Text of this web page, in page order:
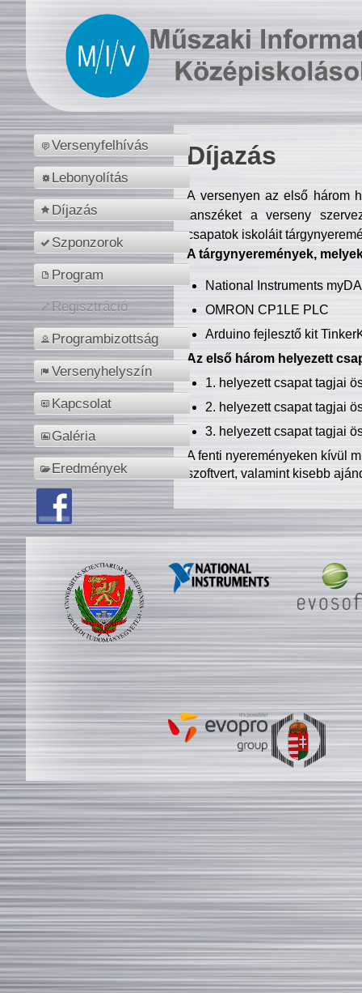
Versenyfelhívás
Lebonyolítás
Díjazás
Szponzorok
Program
Regisztráció
Programbizottság
Versenyhelyszín
Kapcsolat
Galéria
Eredmények
Díjazás
A versenyen az első három
tanszéket a verseny
csapatok iskoláit
A tárgynyeremények,
National Instruments
OMRON CP1LE PLC
Arduino fejlesztő kit
Az első három helyezett
1. helyezett csapat tagjai
2. helyezett csapat tagjai
3. helyezett csapat tagjai
A fenti nyereményeken kívül
szoftvert, valamint kisebb